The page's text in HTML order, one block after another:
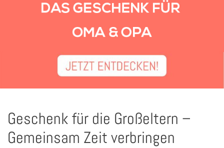
Geschenk für die Großeltern –
Gemeinsam Zeit verbringen